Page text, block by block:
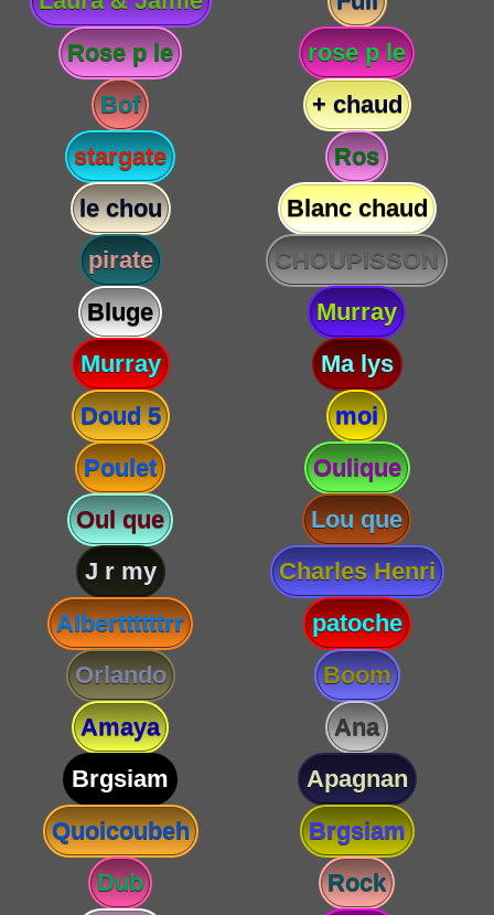
Rose p le
rose p le
Bof
+ chaud
stargate
Ros
le chou
Blanc chaud
pirate
CHOUPISSON
Bluge
Murray
Murray
Ma lys
Doud 5
moi
Poulet
Oulique
Oul que
Lou que
J r my
Charles Henri
Alberttttttrr
patoche
Orlando
Boom
Amaya
Ana
Brgsiam
Apagnan
Quoicoubeh
Brgsiam
Dub
Rock